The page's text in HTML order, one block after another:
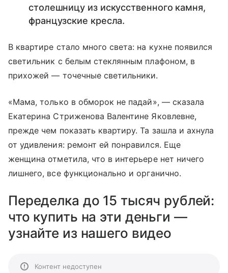
столешницу из искусственного камня,
французские кресла.
В квартире стало много света: на кухне появился
светильник с белым стеклянным плафоном, в
прихожей — точечные светильники.
«Мама, только в обморок не падай», — сказала
Екатерина Стриженова Валентине Яковлевне,
прежде чем показать квартиру. Та зашла и ахнула
от удивления: ремонт ей понравился. Еще
женщина отметила, что в интерьере нет ничего
лишнего, все функционально и органично.
Переделка до 15 тысяч рублей:
что купить на эти деньги —
узнайте из нашего видео
Контент недоступен